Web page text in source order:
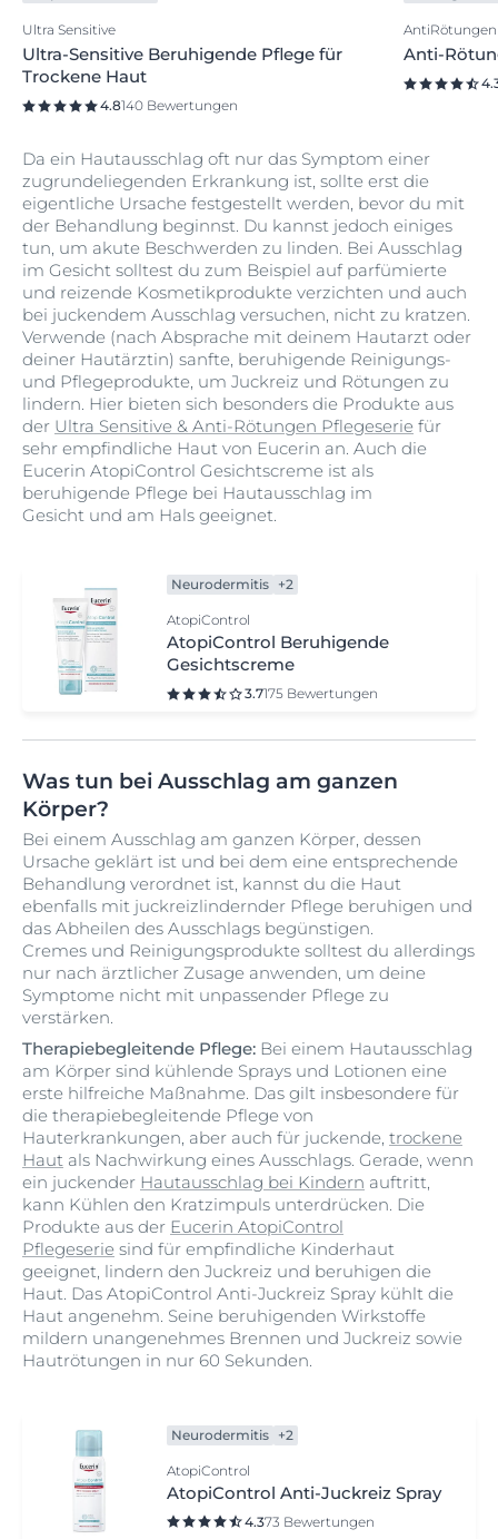
Ultra Sensitive
Ultra-Sensitive Beruhigende Pflege für
Trockene Haut
4.8140 Bewertungen
AntiRötungen
Anti-
Da ein Hautausschlag oft nur das Symptom einer
zugrundeliegenden Erkrankung ist, sollte erst die
eigentliche Ursache festgestellt werden, bevor du mit
der Behandlung beginnst. Du kannst jedoch einiges
tun, um akute Beschwerden zu linden. Bei Ausschlag
im Gesicht solltest du zum Beispiel auf parfümierte
und reizende Kosmetikprodukte verzichten und auch
bei juckendem Ausschlag versuchen, nicht zu kratzen.
Verwende (nach Absprache mit deinem Hautarzt oder
deiner Hautärztin) sanfte, beruhigende Reinigungs-
und Pflegeprodukte, um Juckreiz und Rötungen zu
lindern. Hier bieten sich besonders die Produkte aus
der Ultra Sensitive & Anti-Rötungen Pflegeserie für
sehr empfindliche Haut von Eucerin an. Auch die
Eucerin AtopiControl Gesichtscreme ist als
beruhigende Pflege bei Hautausschlag im
Gesicht und am Hals geeignet.
Neurodermitis +2
AtopiControl
AtopiControl Beruhigende
Gesichtscreme
3.7175 Bewertungen
Was tun bei Ausschlag am ganzen
Körper?
Bei einem Ausschlag am ganzen Körper, dessen
Ursache geklärt ist und bei dem eine entsprechende
Behandlung verordnet ist, kannst du die Haut
ebenfalls mit juckreizlindernder Pflege beruhigen und
das Abheilen des Ausschlags begünstigen.
Cremes und Reinigungsprodukte solltest du allerdings
nur nach ärztlicher Zusage anwenden, um deine
Symptome nicht mit unpassender Pflege zu
verstärken.
Therapiebegleitende Pflege: Bei einem Hautausschlag
am Körper sind kühlende Sprays und Lotionen eine
erste hilfreiche Maßnahme. Das gilt insbesondere für
die therapiebegleitende Pflege von
Hauterkrankungen, aber auch für juckende, trockene
Haut als Nachwirkung eines Ausschlags. Gerade, wenn
ein juckender Hautausschlag bei Kindern auftritt,
kann Kühlen den Kratzimpuls unterdrücken. Die
Produkte aus der Eucerin AtopiControl
Pflegeserie sind für empfindliche Kinderhaut
geeignet, lindern den Juckreiz und beruhigen die
Haut. Das AtopiControl Anti-Juckreiz Spray kühlt die
Haut angenehm. Seine beruhigenden Wirkstoffe
mildern unangenehmes Brennen und Juckreiz sowie
Hautrötungen in nur 60 Sekunden.
Neurodermitis +2
AtopiControl
AtopiControl Anti-Juckreiz Spray
4.373 Bewertungen